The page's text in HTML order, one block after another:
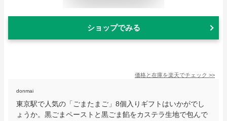
ショップでみる
価格と在庫を楽天でチェック >>
donmai
東京駅で人気の「ごまたまご」8個入りギフトはいかがでし
ょうか。黒ごまペーストと黒ごま餡をカステラ生地で包んで